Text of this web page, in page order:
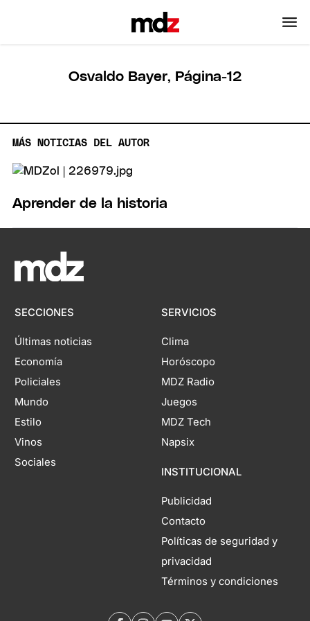
Osvaldo Bayer, Página-12
MÁS NOTICIAS DEL AUTOR
Aprender de la historia
SECCIONES
Últimas noticias
Economía
Policiales
Mundo
Estilo
Vinos
Sociales
SERVICIOS
Clima
Horóscopo
MDZ Radio
Juegos
MDZ Tech
Napsix
INSTITUCIONAL
Publicidad
Contacto
Políticas de seguridad y
privacidad
Términos y condiciones